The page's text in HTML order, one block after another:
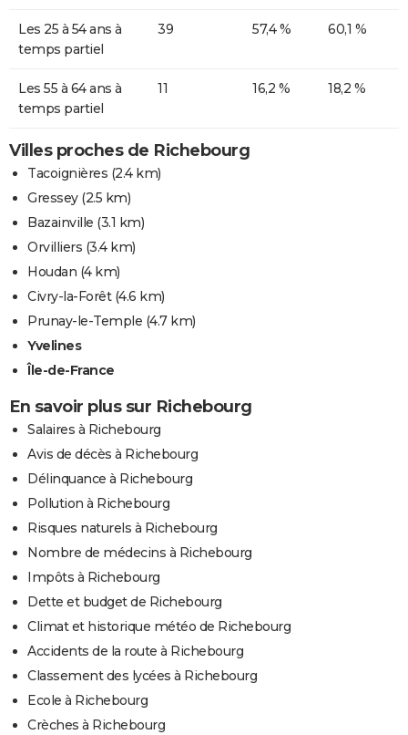
Les 25 à 54 ans à
temps partiel
39 57,4 % 60,1 %
Les 55 à 64 ans à
temps partiel
11 16,2 % 18,2 %
Villes proches de Richebourg
Tacoignières (2.4 km)
Gressey(2.5 km)
Bazainville (3.1 km)
Orvilliers (3.4 km)
Houdan (4 km)
Civry-la-Forêt(4.6 km)
Prunay-le-Temple (4.7 km)
Yvelines
Île-de-France
En savoir plus sur Richebourg
Salaires à Richebourg
Avis de décès à Richebourg
Délinquance à Richebourg
Pollution à Richebourg
Risques naturels à Richebourg
Nombre de médecins à Richebourg
Impôts à Richebourg
Dette et budget de Richebourg
Climat et historique météo de Richebourg
Accidents de la route à Richebourg
Classement des lycées à Richebourg
Ecole à Richebourg
Crèches à Richebourg